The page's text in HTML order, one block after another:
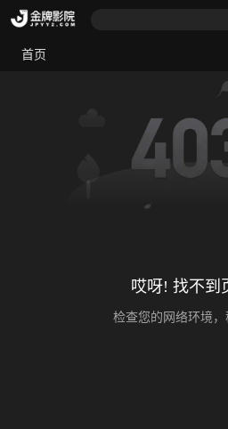
首页
哎呀! 找不到
检查您的网络环境，